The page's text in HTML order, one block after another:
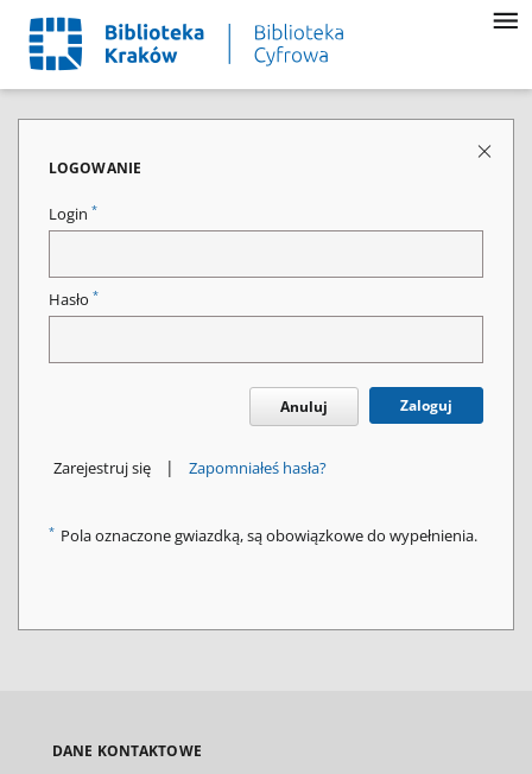
LOGOWANIE
Login *
Hasło *
Anuluj Zaloguj
Zarejestruj się | Zapomniałeś hasła?
* Pola oznaczone gwiazdką, są obowiązkowe do wypełnienia.
DANE KONTAKTOWE